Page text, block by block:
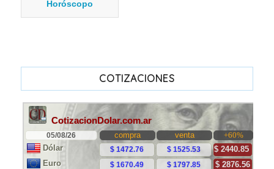
Horóscopo
COTIZACIONES